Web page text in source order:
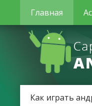
Главная
Как играть